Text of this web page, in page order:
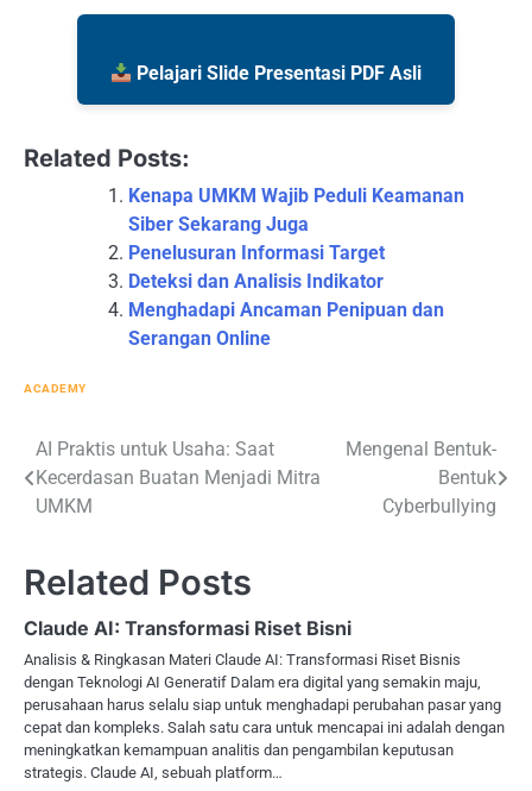
Pelajari Slide Presentasi PDF Asli
Related Posts:
Kenapa UMKM Wajib Peduli Keamanan
Siber Sekarang Juga
Penelusuran Informasi Target
Deteksi dan Analisis Indikator
Menghadapi Ancaman Penipuan dan
Serangan Online
ACADEMY
Post
navigation
AI Praktis untuk Usaha: Saat
Kecerdasan Buatan Menjadi Mitra
UMKM
Mengenal Bentuk-
Bentuk
Cyberbullying
Related Posts
Claude AI: Transformasi Riset Bisni
Analisis & Ringkasan Materi Claude AI: Transformasi Riset Bisnis
dengan Teknologi AI Generatif Dalam era digital yang semakin maju,
perusahaan harus selalu siap untuk menghadapi perubahan pasar yang
cepat dan kompleks. Salah satu cara untuk mencapai ini adalah dengan
meningkatkan kemampuan analitis dan pengambilan keputusan
strategis. Claude AI, sebuah platform…